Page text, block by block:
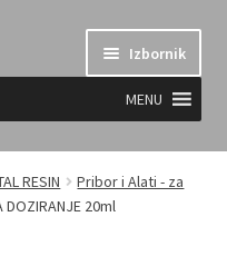
Izbornik
MENU
RESIN
Pribor i Alati - za
DOZIRANJE 20ml